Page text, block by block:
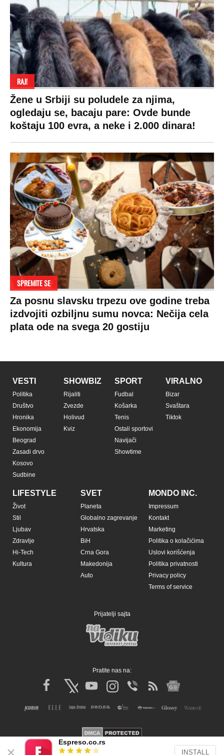
Zdravlje
Hi-Tech
Kultura
BiH
Crna Gora
Makedonija
Auto
Politika o kolačićima
Uslovi korišćenja
Politika privatnosti
Privacy policy
Terms of service
Prijatelji sajta
Copyright © Espreso.co.rs 2026. Sva prava zadržana. Mondo inc.
Espreso.co.rs
INSTALL